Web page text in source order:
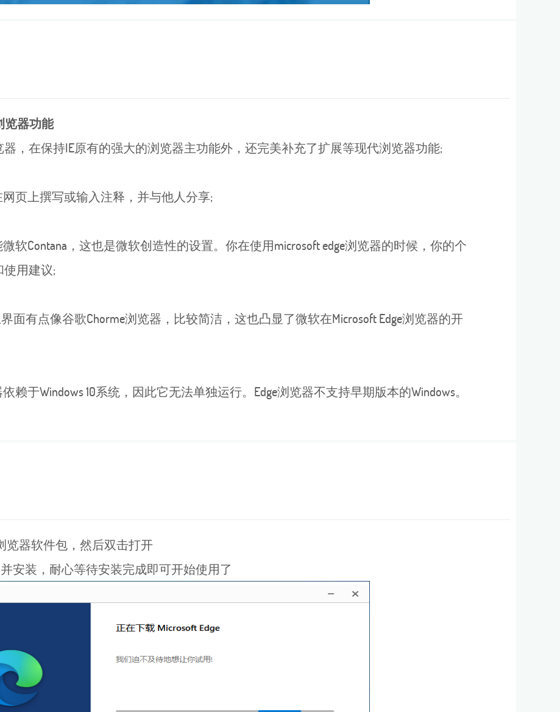
览器功能
，在保持IE原有的强大的浏览器主功能外，还完美补充了扩展等现代浏览器功能;
页上撰写或输入注释，并与他人分享;
软Contana，这也是微软创造性的设置。你在使用microsoft edge浏览器的时候，你的个
用建议;
面有点像谷歌Chorme浏览器，比较简洁，这也凸显了微软在Microsoft Edge浏览器的开
赖于Windows 10系统，因此它无法单独运行。Edge浏览器不支持早期版本的Windows。
览器软件包，然后双击打开
安装，耐心等待安装完成即可开始使用了